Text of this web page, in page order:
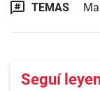
TEMAS
Seguí